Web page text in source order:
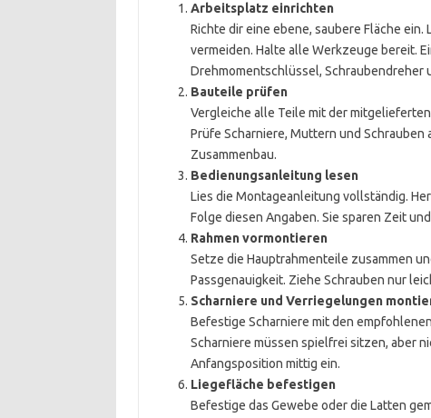
Arbeitsplatz einrichten
Richte dir eine ebene, saubere Fläche
vermeiden. Halte alle Werkzeuge bereit.
Drehmomentschlüssel, Schraubendreher
Bauteile prüfen
Vergleiche alle Teile mit der
Prüfe Scharniere, Muttern und
Zusammenbau.
Bedienungsanleitung lesen
Lies die Montageanleitung vollständig.
Folge diesen Angaben. Sie sparen Zeit
Rahmen vormontieren
Setze die Hauptrahmenteile zusammen
Passgenauigkeit. Ziehe Schrauben nur
Scharniere und Verriegelungen
Befestige Scharniere mit den
Scharniere müssen spielfrei sitzen, aber
Anfangsposition mittig ein.
Liegefläche befestigen
Befestige das Gewebe oder die Latten